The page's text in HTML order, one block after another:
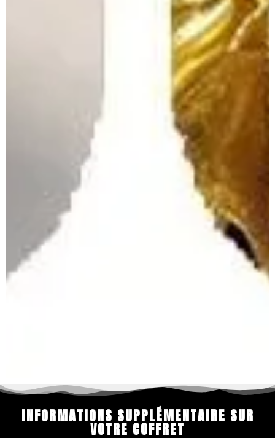
INFORMATIONS SUPPLÉMENTAIRE SUR
VOTRE COFFRET